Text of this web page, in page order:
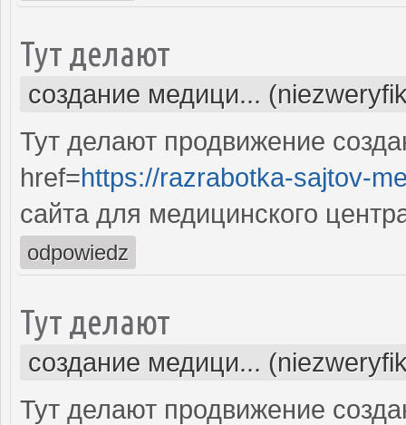
Тут делают
создание медици...
Тут делают продвижение
href=https://razrabotka-sajtov-
сайта для медицинского
odpowiedz
Тут делают
создание медици...
Тут делают продвижение